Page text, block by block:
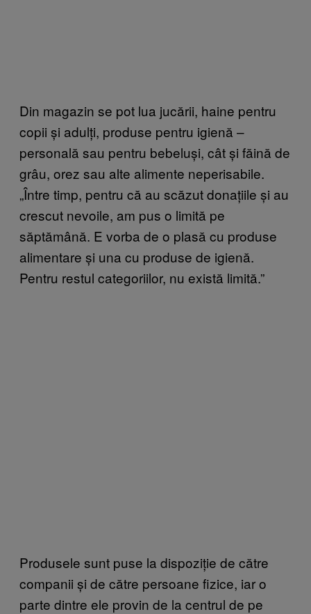
Din magazin se pot lua jucării, haine pentru
copii și adulți, produse pentru igienă –
personală sau pentru bebeluși, cât și făină de
grâu, orez sau alte alimente neperisabile.
„Între timp, pentru că au scăzut donațiile și au
crescut nevoile, am pus o limită pe
săptămână. E vorba de o plasă cu produse
alimentare și una cu produse de igienă.
Pentru restul categoriilor, nu există limită.”
Produsele sunt puse la dispoziție de către
companii și de către persoane fizice, iar o
parte dintre ele provin de la centrul de pe